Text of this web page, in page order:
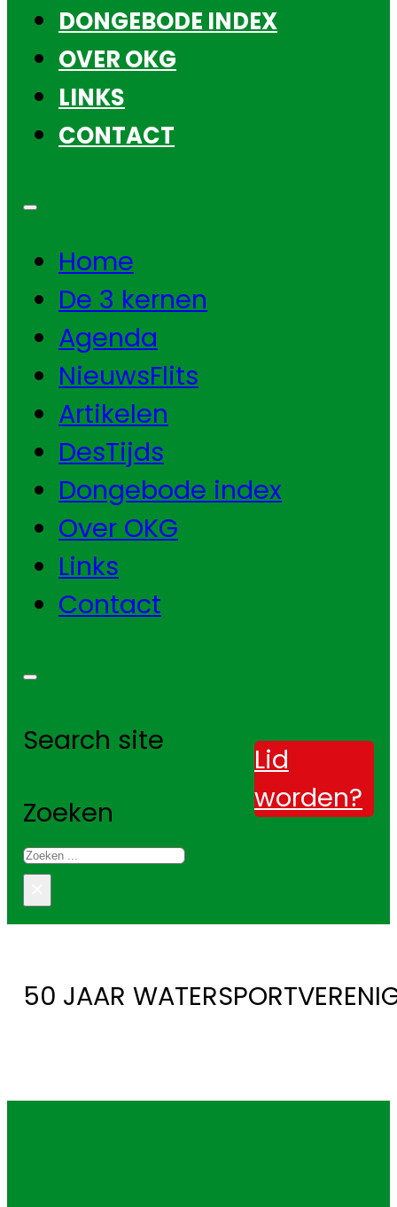
DONGEBODE INDEX
OVER OKG
LINKS
CONTACT
Home
De 3 kernen
Agenda
NieuwsFlits
Artikelen
DesTijds
Dongebode index
Over OKG
Links
Contact
Search site
Zoeken
Lid
worden?
50 JAAR